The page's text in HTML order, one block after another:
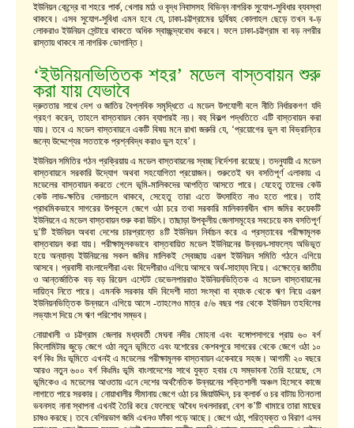
ইউনিয়ন কেন্দ্রে বা শহরে পার্ক, খেলার মাঠ ও বৃদ্ধ নিবাসসহ বিভিন্ন নাগরিক সুযোগ-সুবিধার ব্যবস্থা
থাকবে। এসব সুযোগ-সুবিধা এমন হবে যে, ঢাকা-চট্টগ্রামের দুর্বিষহ কোলাহল ছেড়ে তখন ব-ড়
লোকরাও ইউনিয়ন সেন্টারে থাকতে অধিক স্বাচ্ছন্দ্যবোধ করবে। ফলে ঢাকা-চট্টগ্রাম বা বড় নগরীর
রাস্তায় থাকবে না নাগরিক ভোগান্তি।
‘ইউনিয়নভিত্তিক শহর’ মডেল বাস্তবায়ন শুরু
করা যায় যেভাবে
দ্রুততার সাথে দেশ ও জাতির বৈপ্লবিক সমৃদ্ধিতে এ মডেল উপযোগী বলে নীতি নির্ধারকগণ যদি
গ্রহণ করেন, তাহলে বাস্তবায়ন কোন ব্যাপারই নয়। বহু বিকল্প পদ্ধতিতে এটি বাস্তবায়ন করা
যায়। তবে এ মডেল বাস্তবায়নে একটি বিষয় মনে রাখা জরুরি যে, ‘প্রয়োগের ভুল বা বিভ্রান্তির
জন্যে উদ্দেশ্যের সততাকে প্রশ্নবিদ্ধ করাও ভুল হবে’।
ইউনিয়ন সমিতির গঠন প্রক্রিয়ায় এ মডেল বাস্তবায়নের স্বচ্ছ নির্দেশনা রয়েছে। তদনুযায়ী এ মডেল
বাস্তবায়নে সরকারি উদ্যোগ অথবা সহযোগিতা প্রয়োজন। শুরুতেই ঘন বসতিপূর্ণ এলাকায় এ
মডেলের বাস্তবায়ন করতে গেলে ভূমি-মালিকদের আপত্তি আসতে পারে। যেহেতু তাদের কেউ
কেউ লাভ-ক্ষতির দোলাচলে থাকবে, সেহেতু তারা এতে উৎসাহিত নাও হতে পারে। তাই
প্রাথমিকভাবে সাগরের উপকূলে জেগে ওঠা চরে তথা সরকারি মালিকানাধীন খাস জমির কয়েকটি
ইউনিয়নে এ মডেল বাস্তবায়ন শুরু করা উচিৎ। তাছাড়া উপকূলীয় জেলাসমূহের সবচেয়ে কম বসতিপূর্ণ
দু’টি ইউনিয়ন অথবা দেশের চারপ্রান্তে ৪টি ইউনিয়ন নির্বাচন করে এ প্রস্তাবের পরীক্ষামূলক
বাস্তবায়ন করা যায়। পরীক্ষামূলকভাবে বাস্তবায়িত মডেল ইউনিয়নের উন্নয়ন-সাফল্যে অভিভূত
হয়ে অন্যান্য ইউনিয়নের সকল জমির মালিকই স্বেচ্ছায় এরূপ ইউনিয়ন সমিতি গঠনে এগিয়ে
আসবে। প্রবাসী বাংলাদেশীরা এবং বিদেশীরাও এগিয়ে আসবে অর্থ-সাহায্য নিয়ে। এক্ষেত্রে জাতীয়
ও আন্তর্জাতিক বড় বড় রিয়েল এস্টেট ডেভেলপাররাও ইউনিয়নভিত্তিক এ মডেল বাস্তবায়নের
দায়িত্ব নিতে পারে। এমনকি সরকার যদি বিদেশী দাতা সংস্থা বা ব্যাংক থেকে ঋণ নিয়ে এরূপ
ইউনিয়নভিত্তিক উন্নয়নে এগিয়ে আসে -তাহলেও মাত্র ৫/৬ বছর পর থেকে ইউনিয়ন তহবিলের
লভ্যাংশ দিয়ে সে ঋণ পরিশোধ সম্ভব।
নোয়াখালী ও চট্টগ্রাম জেলার মধ্যবর্তী মেঘনা নদীর মোহনা এবং বঙ্গোপসাগরে প্রায় ৬০ বর্গ
কিলোমিটার জুড়ে জেগে ওঠা নতুন ভূমিতে এবং যশোরের কেশবপুরে সাগরের থেকে জেগে ওঠা ১০
বর্গ কিঃ মিঃ ভূমিতে এখনই এ মডেলের পরীক্ষামূলক বাস্তবায়ন একেবারে সহজ। আগামী ২০ বছরে
আরও নতুন ৬০০ বর্গ কিঃমিঃ ভূমি বাংলাদেশের সাথে যুক্ত হবার যে সম্ভাবনা তৈরি হয়েছে, সে
ভূমিকেও এ মডেলের আওতায় এনে দেশের অর্থনৈতিক উন্নয়নের শক্তিশালী অঞ্চল হিসেবে কাজে
লাগাতে পারে সরকার। নোয়াখালীর সীমানায় জেগে ওঠা চর জিয়াউদ্দিন, চর ক্লার্ক ও চর বাটায় তিনতলা
ভবনসহ নানা স্থাপনা এখনই তৈরি করে ফেলেছে অবৈধ দখলদাররা, বেশ ক’টি খামারে তারা মাছের
চাষও করছে। তবে বেশিরভাগ জমি এখনও ফাঁকা পড়ে আছে। জেগে ওঠা, পরিত্যক্ত ও বিরাণ এসব